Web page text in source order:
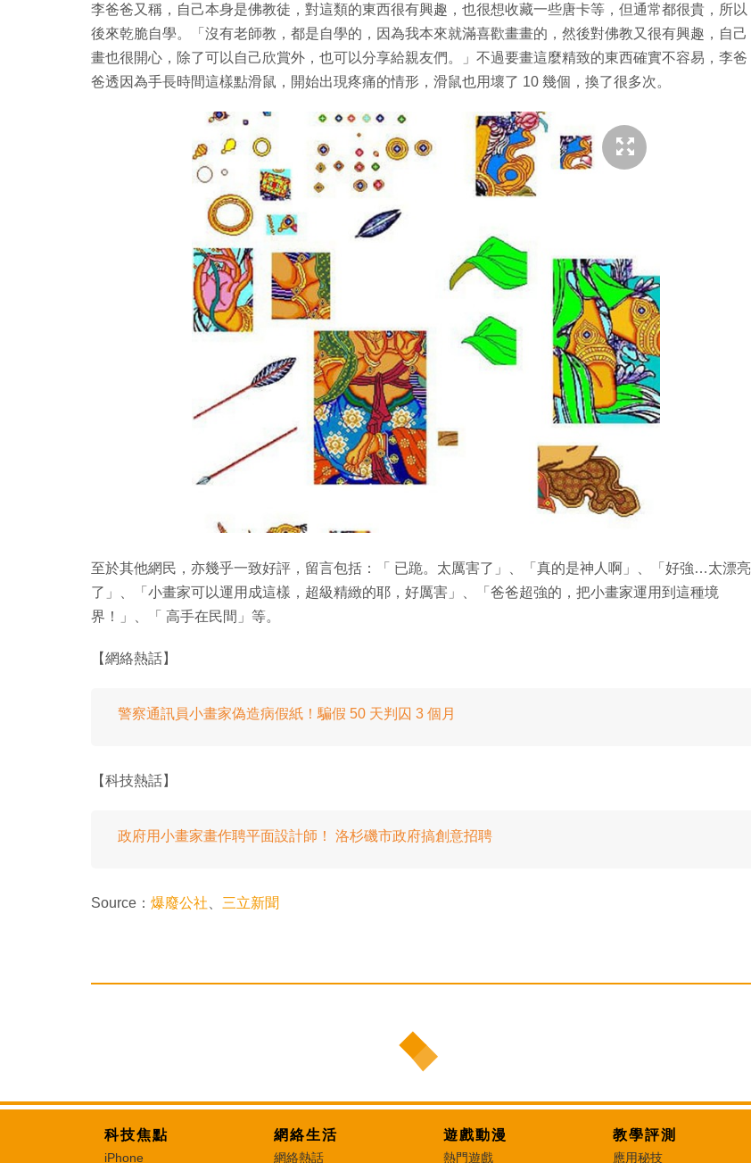
李爸爸又稱，自己本身是佛教徒，對這類的東西很有興趣，也很想收藏一些唐卡等，但通常都很貴，所以
後來乾脆自學。「沒有老師教，都是自學的，因為我本來就滿喜歡畫畫的，然後對佛教又很有興趣，自己
畫也很開心，除了可以自己欣賞外，也可以分享給親友們。」不過要畫這麼精致的東西確實不容易，李爸
爸透因為手長時間這樣點滑鼠，開始出現疼痛的情形，滑鼠也用壞了 10 幾個，換了很多次。
至於其他網民，亦幾乎一致好評，留言包括：「 已跪。太厲害了」、「真的是神人啊」、「好強…太漂亮
了」、「小畫家可以運用成這樣，超級精緻的耶，好厲害」、「爸爸超強的，把小畫家運用到這種境
界！」、「 高手在民間」等。
【網絡熱話】
警察通訊員小畫家偽造病假紙！騙假 50 天判囚 3 個月
【科技熱話】
政府用小畫家畫作聘平面設計師！ 洛杉磯市政府搞創意招聘
Source： 爆廢公社 三立新聞
科技焦點
iPhone
網絡生活
網絡熱話
遊戲動漫
熱門遊戲
教學評測
應用秘技